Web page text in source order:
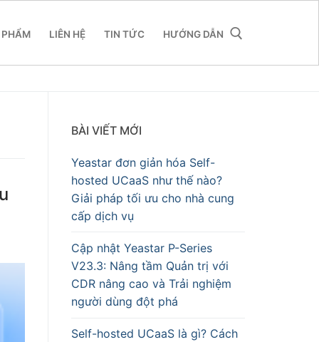
LIÊN HỆ TIN TỨC HƯỚNG DẪN
BÀI VIẾT MỚI
Yeastar đơn giản hóa Self-
hosted UCaaS như thế nào?
Giải pháp tối ưu cho nhà cung
cấp dịch vụ
Cập nhật Yeastar P-Series
V23.3: Nâng tầm Quản trị với
CDR nâng cao và Trải nghiệm
người dùng đột phá
Self-hosted UCaaS là gì? Cách